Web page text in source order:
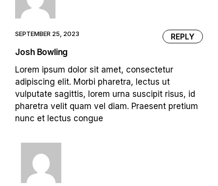
SEPTEMBER 25, 2023
REPLY
Josh Bowling
Lorem ipsum dolor sit amet, consectetur
adipiscing elit. Morbi pharetra, lectus ut
vulputate sagittis, lorem urna suscipit risus, id
pharetra velit quam vel diam. Praesent pretium
nunc et lectus congue